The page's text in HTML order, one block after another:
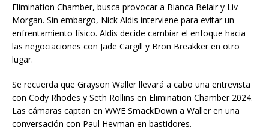
Elimination Chamber, busca provocar a Bianca Belair y Liv
Morgan. Sin embargo, Nick Aldis interviene para evitar un
enfrentamiento físico. Aldis decide cambiar el enfoque hacia
las negociaciones con Jade Cargill y Bron Breakker en otro
lugar.
Se recuerda que Grayson Waller llevará a cabo una entrevista
con Cody Rhodes y Seth Rollins en Elimination Chamber 2024.
Las cámaras captan en WWE SmackDown a Waller en una
conversación con Paul Heyman en bastidores.